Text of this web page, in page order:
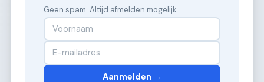
Geen spam. Altijd afmelden mogelijk.
Aanmelden →